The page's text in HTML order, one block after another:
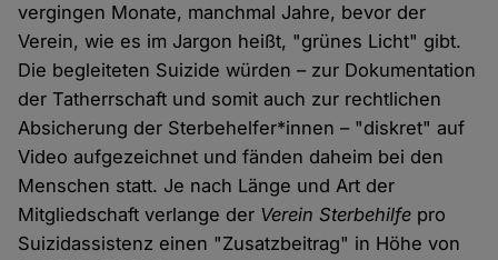
vergingen Monate, manchmal Jahre, bevor der
Verein, wie es im Jargon heißt, "grünes Licht" gibt.
Die begleiteten Suizide würden – zur Dokumentation
der Tatherrschaft und somit auch zur rechtlichen
Absicherung der Sterbehelfer*innen – "diskret" auf
Video aufgezeichnet und fänden daheim bei den
Menschen statt. Je nach Länge und Art der
Mitgliedschaft verlange der Verein Sterbehilfe pro
Suizidassistenz einen "Zusatzbeitrag" in Höhe von